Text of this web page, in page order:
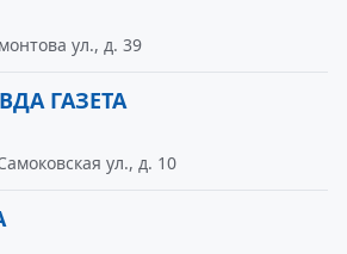
ул., д. 39
ГАЗЕТА
ул., д. 10